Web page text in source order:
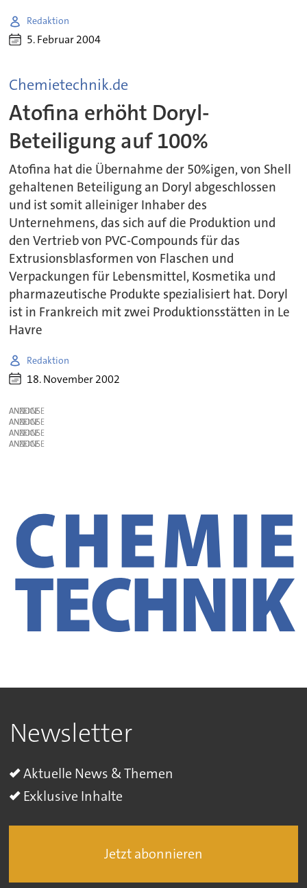
Redaktion
5. Februar 2004
Chemietechnik.de
Atofina erhöht Doryl-
Beteiligung auf 100%
Atofina hat die Übernahme der 50%igen, von Shell
gehaltenen Beteiligung an Doryl abgeschlossen
und ist somit alleiniger Inhaber des
Unternehmens, das sich auf die Produktion und
den Vertrieb von PVC-Compounds für das
Extrusionsblasformen von Flaschen und
Verpackungen für Lebensmittel, Kosmetika und
pharmazeutische Produkte spezialisiert hat. Doryl
ist in Frankreich mit zwei Produktionsstätten in Le
Havre
Redaktion
18. November 2002
ANZEIGE
ANZEIGE
ANZEIGE
ANZEIGE
Newsletter
Aktuelle News & Themen
Exklusive Inhalte
Jetzt abonnieren